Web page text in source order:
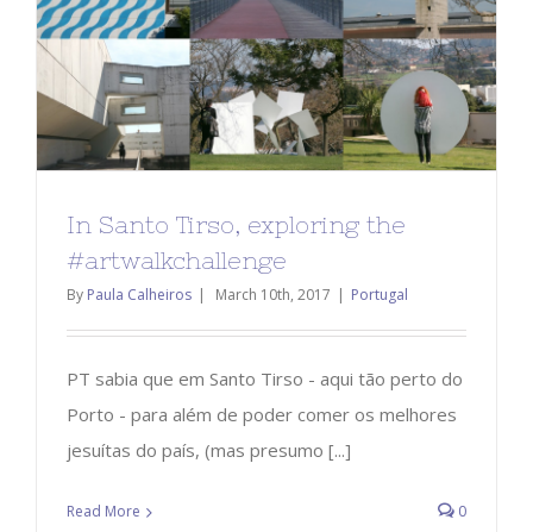
In Santo Tirso, exploring the
#artwalkchallenge
By Paula Calheiros | March 10th, 2017 | Portugal
PT sabia que em Santo Tirso - aqui tão perto do
Porto - para além de poder comer os melhores
jesuítas do país, (mas presumo [...]
Read More 0